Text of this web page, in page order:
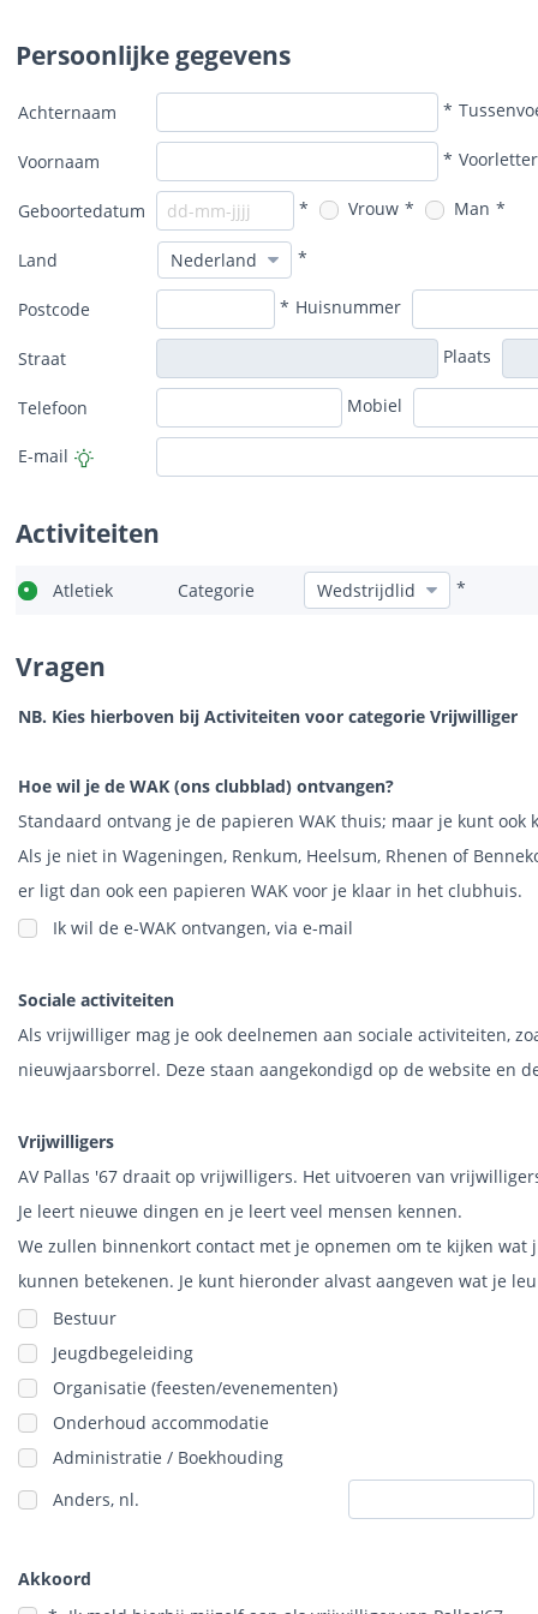
Persoonlijke gegevens
Achternaam *
Voornaam *
Geboortedatum * Vrouw * Man *
Land *
Postcode * Huisnummer
Straat Plaats
Telefoon Mobiel
E-mail
Activiteiten
Atletiek Categorie *
Vragen
NB. Kies hierboven bij Activiteiten voor categorie Vrijwilliger
Hoe wil je de WAK (ons clubblad) ontvangen?
Standaard ontvang je de papieren WAK thuis; maar je kunt ook
Als je niet in Wageningen, Renkum, Heelsum, Rhenen of
er ligt dan ook een papieren WAK voor je klaar in het clubhuis.
Ik wil de e-WAK ontvangen, via e-mail
Sociale activiteiten
Als vrijwilliger mag je ook deelnemen aan sociale activiteiten,
nieuwjaarsborrel. Deze staan aangekondigd op de website en
Vrijwilligers
AV Pallas '67 draait op vrijwilligers. Het uitvoeren van
Je leert nieuwe dingen en je leert veel mensen kennen.
We zullen binnenkort contact met je opnemen om te kijken wat
kunnen betekenen. Je kunt hieronder alvast aangeven wat je
Bestuur
Jeugdbegeleiding
Organisatie (feesten/evenementen)
Onderhoud accommodatie
Administratie / Boekhouding
Anders, nl.
Akkoord